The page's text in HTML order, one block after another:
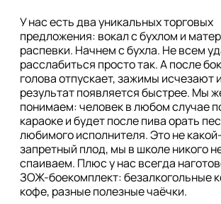
У нас есть два уникальных торговых
предложения: вокал с бухлом и
распевки. Начнем с бухла. Не всем
расслабиться просто так. А после
голова отпускает, зажимы исчезают и
результат появляется быстрее. Мы
понимаем: человек в любом случае
караоке и будет после пива орать
любимого исполнителя. Это не
запретный плод, мы в школе никого
спаиваем. Плюс у нас всегда
ЗОЖ-боекомплект: безалкогольные
кофе, разные полезные чаёчки.